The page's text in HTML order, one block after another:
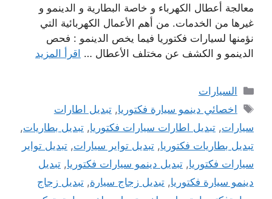
معالجة أعطال الكهرباء و خاصة البطارية و الدينمو و
غيرها من الخدمات. من أهم الأعمال الكهربائية التي
نؤمنها لسيارات فكتوريا فيما يخص الدينمو : فحص
الدينمو و الكشف عن مختلف الأعطال … اقرأ المزيد
التصنيفات
السيارات
الوسوم
اخصائي دينمو سيارة فكتوريا,تبديل اطارات
سيارات, تبديل اطارات سيارات فكتوريا, تبديل بطاريات,
تبديل بطاريات فكتوريا, تبديل تواير سيارات, تبديل تواير
سيارات فكتوريا, تبديل دينمو سيارات فكتوريا, تبديل
دينمو سيارة فكتوريا, تبديل زجاج سيارة, تبديل زجاج